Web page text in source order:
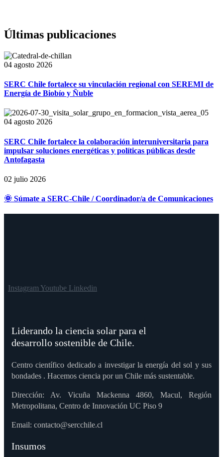
Últimas publicaciones
04 agosto 2026
SERC Chile fortalece su vinculación regional con SEREMI de
Energía de Biobío y Ñuble
04 agosto 2026
SERC Chile fortalece la colaboración interuniversitaria para
impulsar soluciones energéticas y políticas públicas desde
Antofagasta
02 julio 2026
🌞 Súmate a SERC-Chile / Coordinador/a de Comunicaciones
InstagramYoutube Linkedin
Liderando la ciencia solar para el
desarrollo sostenible de Chile.
Centro científico dedicado a investigar la energía del sol y sus
bondades . Hacemos ciencia por un Chile más sustentable.
Dirección: Av. Vicuña Mackenna 4860, Macul, Región
Metropolitana, Centro de Innovación UC Piso 9
Email: contacto@sercchile.cl
Insumos